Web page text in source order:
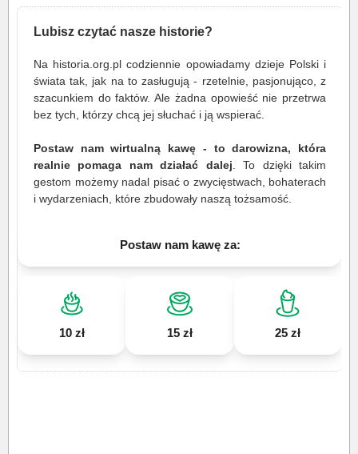
Lubisz czytać nasze historie?
Na historia.org.pl codziennie opowiadamy dzieje Polski i
świata tak, jak na to zasługują - rzetelnie, pasjonująco, z
szacunkiem do faktów. Ale żadna opowieść nie przetrwa
bez tych, którzy chcą jej słuchać i ją wspierać.
Postaw nam wirtualną kawę - to darowizna, która
realnie pomaga nam działać dalej. To dzięki takim
gestom możemy nadal pisać o zwycięstwach, bohaterach
i wydarzeniach, które zbudowały naszą tożsamość.
Postaw nam kawę za:
10 zł 15 zł 25 zł